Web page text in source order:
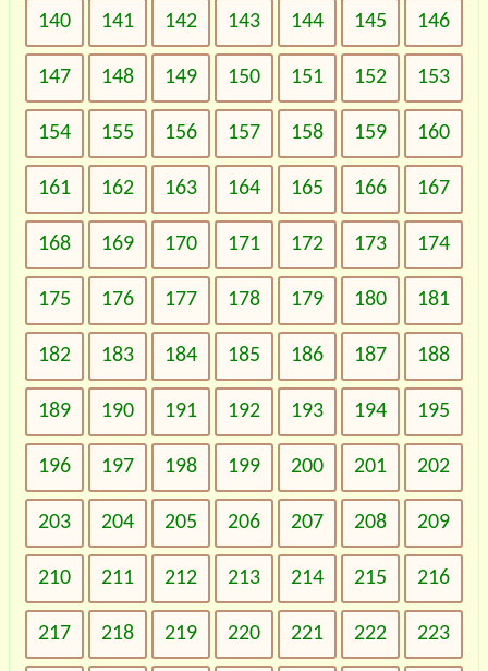
140 141 142 143 144 145 146
147 148 149 150 151 152 153
154 155 156 157 158 159 160
161 162 163 164 165 166 167
168 169 170 171 172 173 174
175 176 177 178 179 180 181
182 183 184 185 186 187 188
189 190 191 192 193 194 195
196 197 198 199 200 201 202
203 204 205 206 207 208 209
210 211 212 213 214 215 216
217 218 219 220 221 222 223